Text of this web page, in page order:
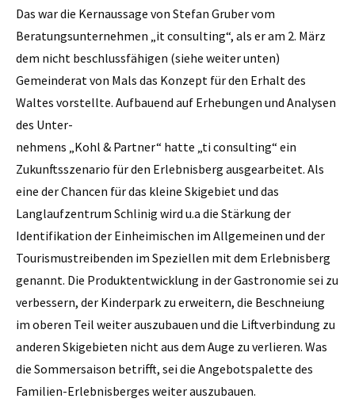
Das war die Kernaussage von Stefan Gruber vom
Beratungsunternehmen „it consulting“, als er am 2. März
dem nicht beschlussfähigen (siehe weiter unten)
Gemeinderat von Mals das Konzept für den Erhalt des
Waltes vorstellte. Aufbauend auf Erhebungen und Analysen
des Unter-
nehmens „Kohl & Partner“ hatte „ti consulting“ ein
Zukunftsszenario für den Erlebnisberg ausgearbeitet. Als
eine der Chancen für das kleine Skigebiet und das
Langlaufzentrum Schlinig wird u.a die Stärkung der
Identifikation der Einheimischen im Allgemeinen und der
Tourismustreibenden im Speziellen mit dem Erlebnisberg
genannt. Die Produktentwicklung in der Gastronomie sei zu
verbessern, der Kinderpark zu erweitern, die Beschneiung
im oberen Teil weiter auszubauen und die Liftverbindung zu
anderen Skigebieten nicht aus dem Auge zu verlieren. Was
die Sommersaison betrifft, sei die Angebotspalette des
Familien-Erlebnisberges weiter auszubauen.